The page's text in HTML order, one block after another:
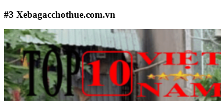
#3 Xebagacchothue.com.vn